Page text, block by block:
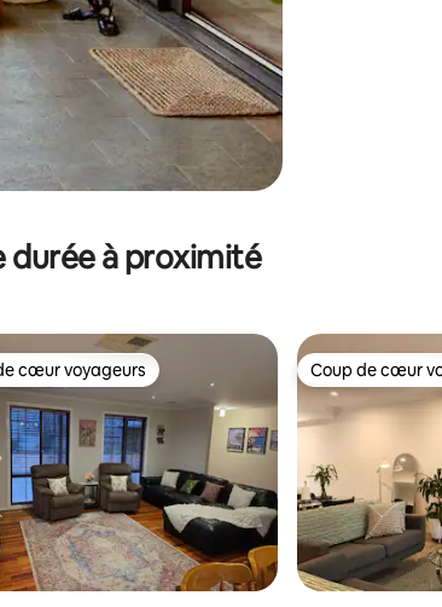
durée à proximité
cœur voyageurs
cœur voyageurs Coup de cœur
Coup de cœur